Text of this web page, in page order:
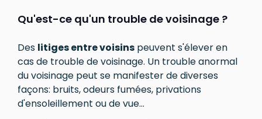
Qu'est-ce qu'un trouble de voisinage ?
Des litiges entre voisinspeuvent s'élever en
cas de trouble de voisinage. Un trouble anormal
du voisinage peut se manifester de diverses
façons: bruits, odeurs fumées, privations
d'ensoleillement ou de vue...